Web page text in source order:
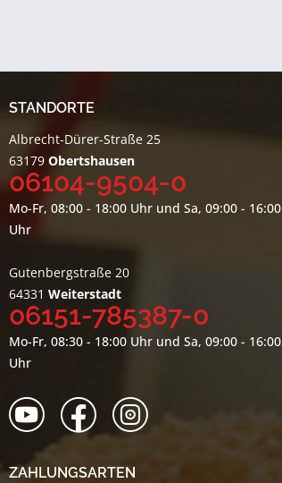
STANDORTE
Albrecht-Dürer-Straße 25
63179 Obertshausen
06104-9504-0
Mo-Fr, 08:00 - 18:00 Uhr und Sa, 09:00 - 16:00
Uhr
Gutenbergstraße 20
64331 Weiterstadt
06151-785387-0
Mo-Fr, 08:30 - 18:00 Uhr und Sa, 09:00 - 16:00
Uhr
ZAHLUNGSARTEN